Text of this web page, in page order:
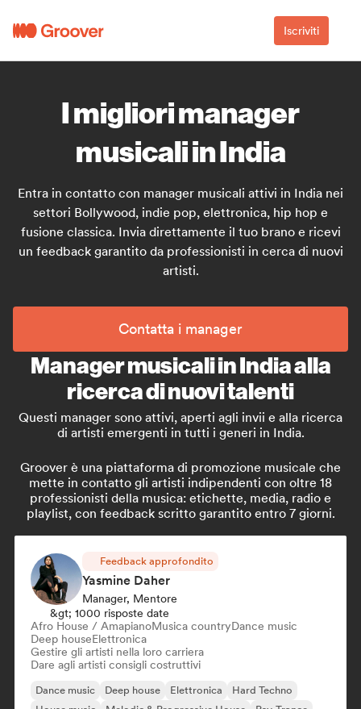
Iscriviti
I migliori manager
musicali in India
Entra in contatto con manager musicali attivi in India nei
settori Bollywood, indie pop, elettronica, hip hop e
fusione classica. Invia direttamente il tuo brano e ricevi
un feedback garantito da professionisti in cerca di nuovi
artisti.
Contatta i manager
Manager musicali in India alla
ricerca di nuovi talenti
Questi manager sono attivi, aperti agli invii e alla ricerca
di artisti emergenti in tutti i generi in India.
Groover è una piattaforma di promozione musicale che
mette in contatto gli artisti indipendenti con oltre 18
professionisti della musica: etichette, media, radio e
playlist, con feedback scritto garantito entro 7 giorni.
Feedback approfondito
Yasmine Daher
Manager, Mentore
&gt; 1000 risposte date
Afro House / AmapianoMusica countryDance music
Deep houseElettronica
Gestire gli artisti nella loro carriera
Dare agli artisti consigli costruttivi
Dance music Deep house Elettronica
Hard Techno